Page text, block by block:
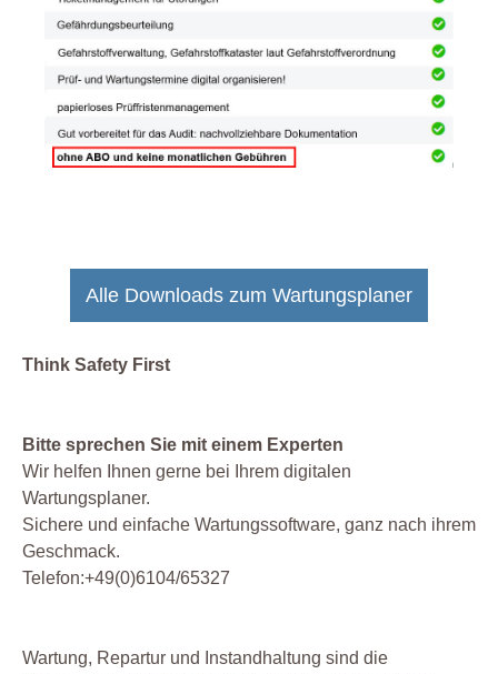
Alle Downloads zum Wartungsplaner
Think Safety First
Bitte sprechen Sie mit einem Experten
Wir helfen Ihnen gerne bei Ihrem digitalen
Wartungsplaner.
Sichere und einfache Wartungssoftware, ganz nach ihrem
Geschmack.
Telefon:+49(0)6104/65327
Wartung, Repartur und Instandhaltung sind die